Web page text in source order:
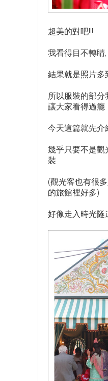
超美的對吧!!!
我看得目不轉睛
結果就是照片多
所以服裝的部
讓大家看得過癮
今天這篇就先介
幾乎只要不是觀
裝
(觀光客也有很
的旅館裡好多)
好像走入時光隧